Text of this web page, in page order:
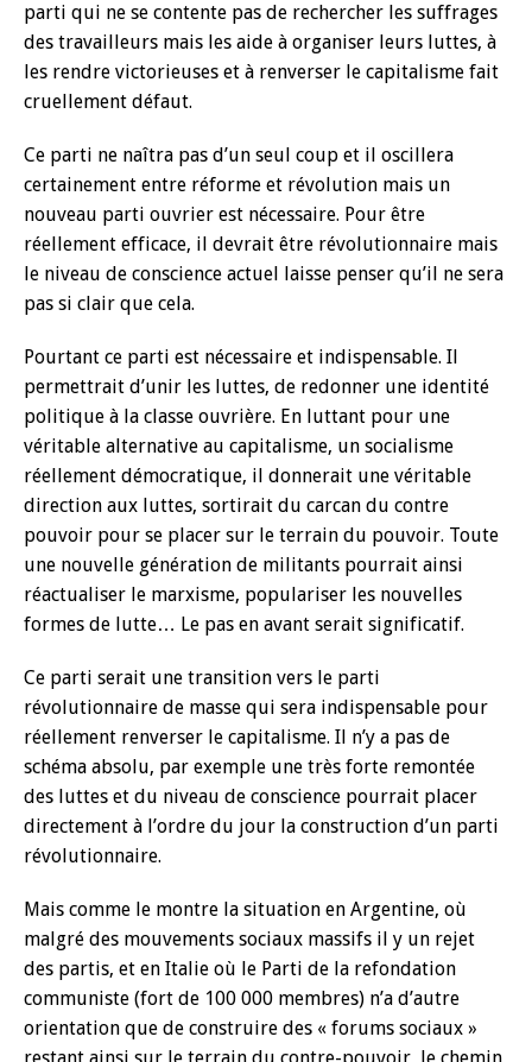
parti qui ne se contente pas de rechercher les suffrages
des travailleurs mais les aide à organiser leurs luttes, à
les rendre victorieuses et à renverser le capitalisme fait
cruellement défaut.
Ce parti ne naîtra pas d’un seul coup et il oscillera
certainement entre réforme et révolution mais un
nouveau parti ouvrier est nécessaire. Pour être
réellement efficace, il devrait être révolutionnaire mais
le niveau de conscience actuel laisse penser qu’il ne sera
pas si clair que cela.
Pourtant ce parti est nécessaire et indispensable. Il
permettrait d’unir les luttes, de redonner une identité
politique à la classe ouvrière. En luttant pour une
véritable alternative au capitalisme, un socialisme
réellement démocratique, il donnerait une véritable
direction aux luttes, sortirait du carcan du contre
pouvoir pour se placer sur le terrain du pouvoir. Toute
une nouvelle génération de militants pourrait ainsi
réactualiser le marxisme, populariser les nouvelles
formes de lutte… Le pas en avant serait significatif.
Ce parti serait une transition vers le parti
révolutionnaire de masse qui sera indispensable pour
réellement renverser le capitalisme. Il n’y a pas de
schéma absolu, par exemple une très forte remontée
des luttes et du niveau de conscience pourrait placer
directement à l’ordre du jour la construction d’un parti
révolutionnaire.
Mais comme le montre la situation en Argentine, où
malgré des mouvements sociaux massifs il y un rejet
des partis, et en Italie où le Parti de la refondation
communiste (fort de 100 000 membres) n’a d’autre
orientation que de construire des « forums sociaux »